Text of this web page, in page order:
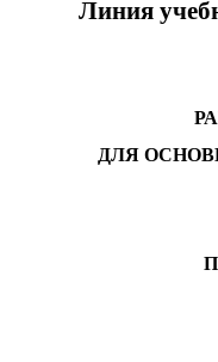
Линия
ДЛЯ